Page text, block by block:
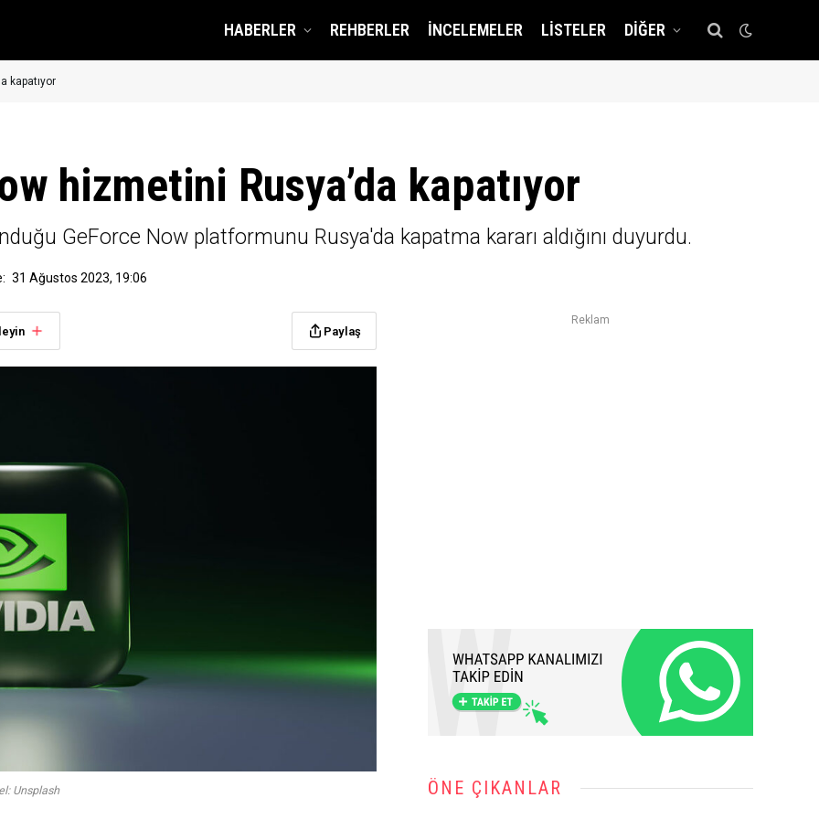
HABERLER REHBERLER İNCELEMELER LISTELER DIĞER
kapatıyor
hizmetini Rusya’da kapatıyor
GeForce Now platformunu Rusya'da kapatma kararı aldığını duyurdu.
31 Ağustos 2023, 19:06
Paylaş
Unsplash
Reklam
ÖNE ÇIKANLAR